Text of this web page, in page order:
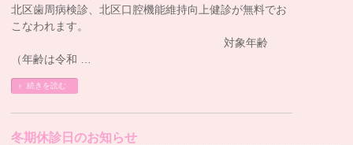
北区歯周病検診、北区口腔機能維持向上健診が無料でお
こなわれます。
対象年齢
（年齢は令和 …
続きを読む
冬期休診日のお知らせ